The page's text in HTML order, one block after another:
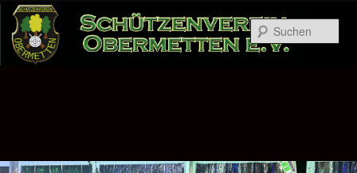
Zum
Inhalt
wechseln